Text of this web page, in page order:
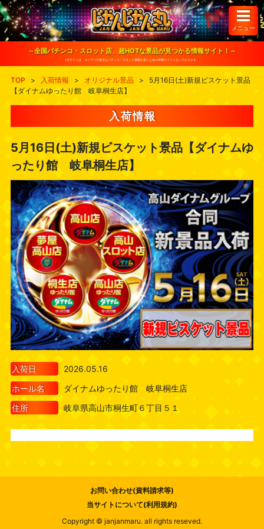
S
k
i
o
メニュー
～全国パチンコ・スロット店、超HOTな景品が見つかる情報サイト！～
※当サイトは、ユーザーが健全なパチンコ・スロット遊戯を楽しむ為の情報サイトとなっております。
TOP > 入荷情報 > オリジナル景品 >
5月16日(土)新規ビスケット景品
【ダイナムゆったり館 岐阜桐生店】
入荷情報
5月16日(土)新規ビスケット景品【ダイナムゆ
ったり館 岐阜桐生店】
入荷日
2026.05.16
ホール名
ダイナムゆったり館 岐阜桐生店
住所
岐阜県高山市桐生町６丁目５１
お問い合わせ(資料請求等)
当サイトについて(利用規約)
Copyright © janjanmaru. all rights reseved.